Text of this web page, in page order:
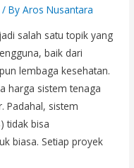
/ ByAros Nusantara
salah satu topik yang
baik dari
lembaga kesehatan.
harga sistem tenaga
Padahal, sistem
tidak bisa
biasa. Setiap proyek